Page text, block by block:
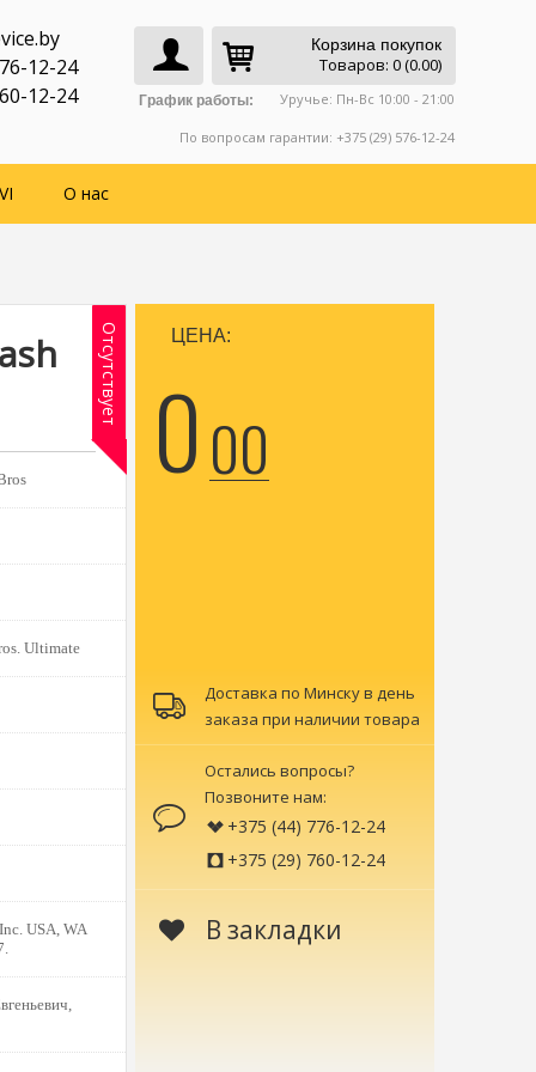
Корзина покупок
Товаров: 0 (0.00)
График работы: Уручье: Пн-Вс 10:00 - 21:00
По вопросам гарантии: +375 (29) 576-12-24
12-24
12-24
О нас
Ultimate
USA, WA
Отсутствует ЦЕНА:
000
Доставка по Минску в день
заказа при наличии товара
Остались вопросы?
Позвоните нам:
+375 (44) 776-12-24
+375 (29) 760-12-24
В закладки